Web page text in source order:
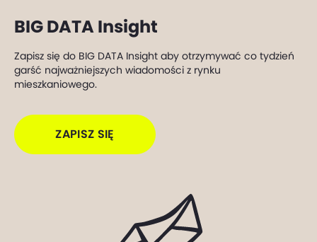
BIG DATA Insight
Zapisz się do BIG DATA Insight aby otrzymywać co tydzień
garść najważniejszych wiadomości z rynku
mieszkaniowego.
ZAPISZ SIĘ